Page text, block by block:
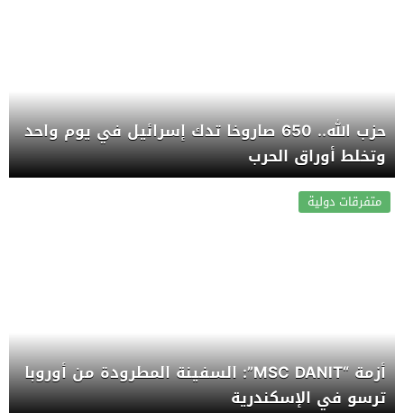
حزب الله.. 650 صاروخا تدك إسرائيل في يوم واحد
وتخلط أوراق الحرب
متفرقات دولية
أزمة “MSC DANIT”: السفينة المطرودة من أوروبا
ترسو في الإسكندرية